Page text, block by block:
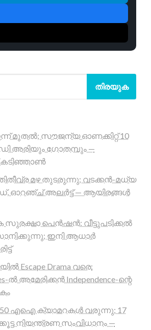
തിരയുക
മുതൽ; സൗജന്യ ഓണക്കിറ്റ് 10
അരിയും ഗോതമ്പും —
കടിഞ്ഞാൺ
മഴ തുടരുന്നു; വടക്കൻ-മധ്യ
ഓറഞ്ച് അലർട്ട് — ആയിരങ്ങൾ
സുരക്ഷാ പെൻഷൻ: വീട്ടുപടിക്കൽ
ഇനി ആധാർ
Escape Drama വരെ:
ൽ അമേരിക്കൻ Independence-ന്റെ
എഐ ക്യാമറകൾ വരുന്നു; 17
നിയന്ത്രണ സംവിധാനം —